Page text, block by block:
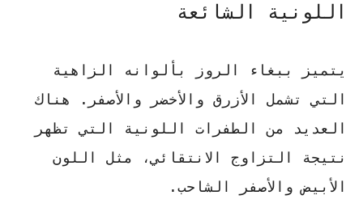
اللونية الشائعة
يتميز ببغاء الروز بألوانه الزاهية
التي تشمل الأزرق والأخضر والأصفر. هناك
العديد من الطفرات اللونية التي تظهر
نتيجة التزاوج الانتقائي، مثل اللون
الأبيض والأصفر الشاحب.